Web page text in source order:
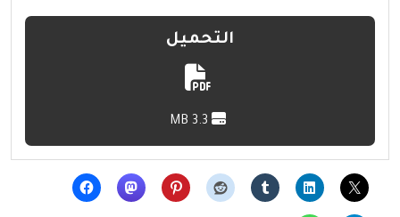
التحميل